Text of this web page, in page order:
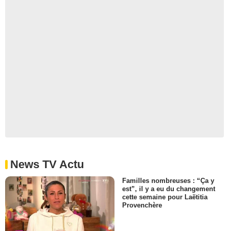
News TV Actu
Familles nombreuses : “Ça y
est”, il y a eu du changement
cette semaine pour Laëtitia
Provenchère